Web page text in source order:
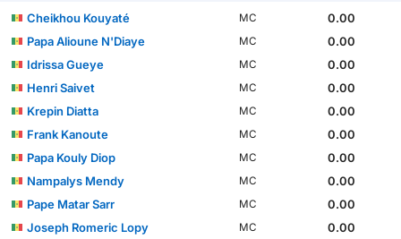
Cheikhou Kouyaté MC
0.00
Papa Alioune N'Diaye
MC
0.00
Idrissa Gueye
MC
0.00
Henri Saivet
MC
0.00
Krepin Diatta
MC
0.00
Frank Kanoute
MC
0.00
Papa Kouly Diop
MC
0.00
Nampalys Mendy
MC
0.00
Pape Matar Sarr
MC
0.00
Joseph Romeric Lopy
MC 0.00